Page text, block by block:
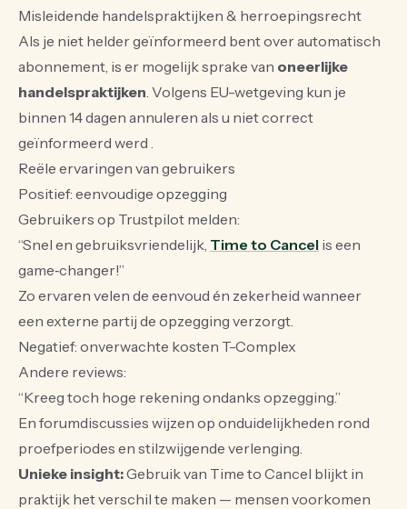
Misleidende handelspraktijken & herroepingsrecht
Als je niet helder geïnformeerd bent over automatisch
abonnement, is er mogelijk sprake van oneerlijke
handelspraktijken. Volgens EU-wetgeving kun je
binnen 14 dagen annuleren als u niet correct
geïnformeerd werd .
Reële ervaringen van gebruikers
Positief: eenvoudige opzegging
Gebruikers op Trustpilot melden:
“Snel en gebruiksvriendelijk, Time to Cancel is een
game‑changer!”
Zo ervaren velen de eenvoud én zekerheid wanneer
een externe partij de opzegging verzorgt.
Negatief: onverwachte kosten T-Complex
Andere reviews:
“Kreeg toch hoge rekening ondanks opzegging.”
En forumdiscussies wijzen op onduidelijkheden rond
proefperiodes en stilzwijgende verlenging.
Unieke insight:Gebruik van Time to Cancel blijkt in
praktijk het verschil te maken — mensen voorkomen